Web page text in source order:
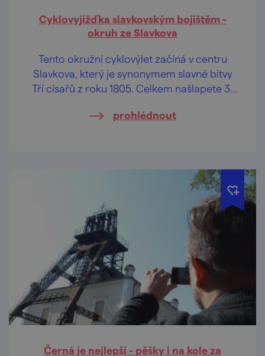
Cyklovyjížďka slavkovským bojištěm -
okruh ze Slavkova
Tento okružní cyklovýlet začíná v centru
Slavkova, který je synonymem slavné bitvy
Tří císařů z roku 1805. Celkem našlapete 31
prohlédnout
Černá je nejlepší - pěšky i na kole za